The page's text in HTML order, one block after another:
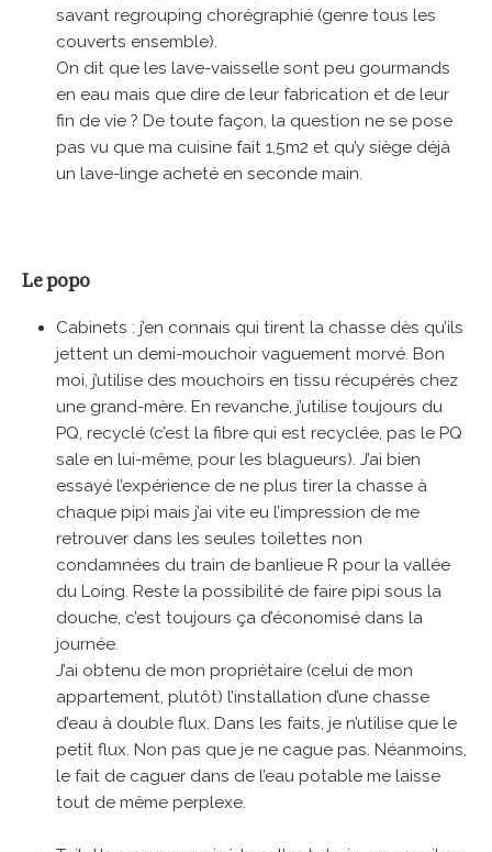
savant regrouping chorégraphié (genre tous les
couverts ensemble).
On dit que les lave-vaisselle sont peu gourmands
en eau mais que dire de leur fabrication et de leur
fin de vie ? De toute façon, la question ne se pose
pas vu que ma cuisine fait 1,5m2 et qu’y siège déjà
un lave-linge acheté en seconde main.
Le popo
Cabinets : j’en connais qui tirent la chasse dès qu’ils
jettent un demi-mouchoir vaguement morvé. Bon
moi, j’utilise des mouchoirs en tissu récupérés chez
une grand-mère. En revanche, j’utilise toujours du
PQ, recyclé (c’est la fibre qui est recyclée, pas le PQ
sale en lui-même, pour les blagueurs). J’ai bien
essayé l’expérience de ne plus tirer la chasse à
chaque pipi mais j’ai vite eu l’impression de me
retrouver dans les seules toilettes non
condamnées du train de banlieue R pour la vallée
du Loing. Reste la possibilité de faire pipi sous la
douche, c’est toujours ça d’économisé dans la
journée.
J’ai obtenu de mon propriétaire (celui de mon
appartement, plutôt) l’installation d’une chasse
d’eau à double flux. Dans les faits, je n’utilise que le
petit flux. Non pas que je ne cague pas. Néanmoins,
le fait de caguer dans de l’eau potable me laisse
tout de même perplexe.